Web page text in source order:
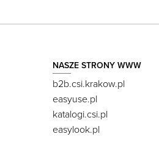
NASZE STRONY WWW
b2b.csi.krakow.pl
easyuse.pl
katalogi.csi.pl
easylook.pl